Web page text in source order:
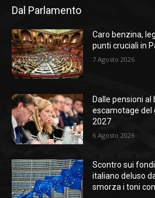
Dal Parlamento
Caro benzina,
punti cruciali in
7 Agosto 2026
Dalle pensioni
escamotage del
2027
6 Agosto 2026
Scontro sui
italiano deluso
smorza i toni